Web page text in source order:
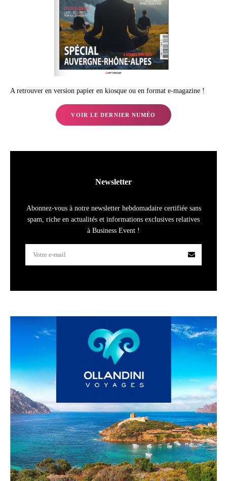
A retrouver en version papier en kiosque ou en format e-magazine !
VOIR LE DERNIER NUMÉO
Newsletter
Abonnez-vous à notre newsletter hebdomadaire certifiée sans
spam, riche en actualités et informations exclusives relatives
à Business Event !